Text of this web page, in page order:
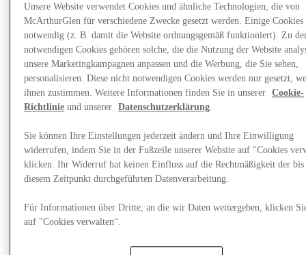
Geschäfte
Angebote
Besuch
Was läuft
Essen & Trinken
Geschenkkarten
Dienstleistungen
Unsere Website verwendet Cookies und ähnliche Technologien, die von
McArthurGlen für verschiedene Zwecke gesetzt werden. Einige Cookies
notwendig (z. B. damit die Website ordnungsgemäß funktioniert). Zu
notwendigen Cookies gehören solche, die die Nutzung der Website
unsere Marketingkampagnen anpassen und die Werbung, die Sie sehen,
personalisieren. Diese nicht notwendigen Cookies werden nur gesetzt,
ihnen zustimmen. Weitere Informationen finden Sie in unserer
Cookie-
Richtlinie und unserer Datenschutzerklärung
Sie können Ihre Einstellungen jederzeit ändern und Ihre Einwilligung
widerrufen, indem Sie in der Fußzeile unserer Website auf "Cookies
klicken. Ihr Widerruf hat keinen Einfluss auf die Rechtmäßigkeit der bis
diesem Zeitpunkt durchgeführten Datenverarbeitung.
Für Informationen über Dritte, an die wir Daten weitergeben, klicken
auf "Cookies verwalten“.